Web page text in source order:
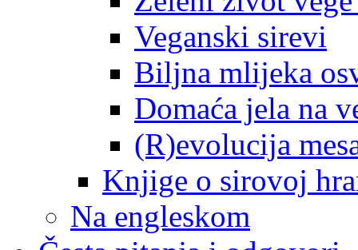
Veganski sirevi
Biljna mlijeka
Domaća jela na
(R)evolucija
Knjige o sirovoj
Na engleskom